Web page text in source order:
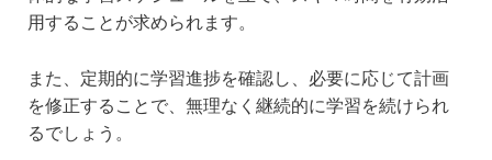
用することが求められます。
また、定期的に学習進捗を確認し、必要に応じて計画
を修正することで、無理なく継続的に学習を続けられ
るでしょう。